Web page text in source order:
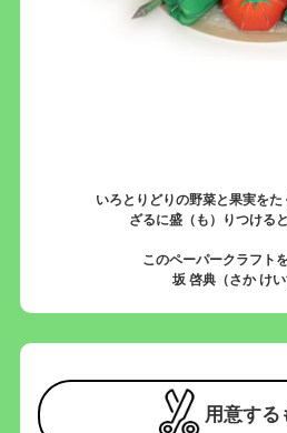
いろとりどりの野菜と果実をた
ざるに盛（も）りつける
このペーパークラフト
坂 啓典（さか けい
用意する